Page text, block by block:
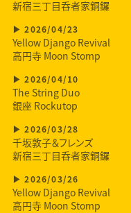
新宿三丁目呑者家銅鑼
2026/04/23
Yellow Django Revival
高円寺 Moon Stomp
2026/04/10
The String Duo
銀座 Rockutop
2026/03/28
千坂敦子＆フレンズ
新宿三丁目呑者家銅鑼
2026/03/26
Yellow Django Revival
高円寺 Moon Stomp